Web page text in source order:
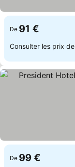
De 91 €
Consulter les prix de
De 99 €